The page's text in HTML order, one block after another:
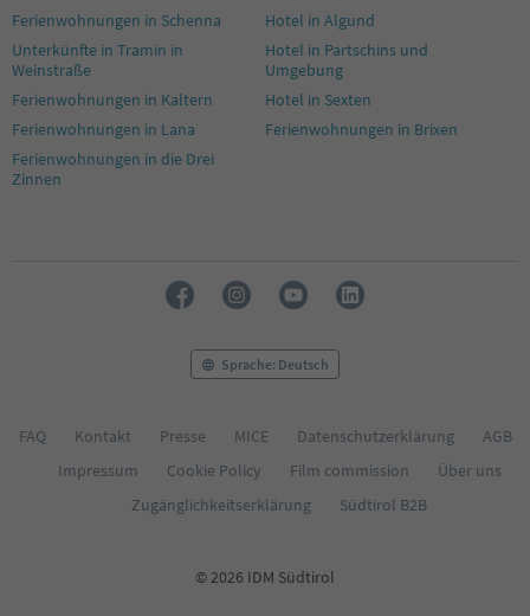
Ferienwohnungen in Schenna
Hotel in Algund
Unterkünfte in Tramin in
Weinstraße
Hotel in Partschins und
Umgebung
Ferienwohnungen in Kaltern
Hotel in Sexten
Ferienwohnungen in Lana
Ferienwohnungen in Brixen
Ferienwohnungen in die Drei
Zinnen
Sprache: Deutsch
FAQ Kontakt Presse MICE Datenschutzerklärung
AGB
Impressum
Cookie Policy Film commission
Über uns
Zugänglichkeitserklärung
Südtirol B2B
© 2026 IDM Südtirol